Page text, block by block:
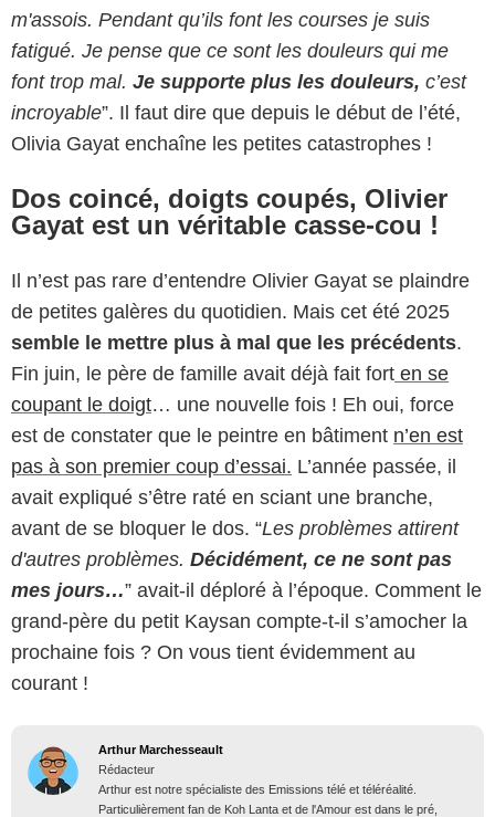
m'assois. Pendant qu’ils font les courses je suis
fatigué. Je pense que ce sont les douleurs qui me
font trop mal. Je supporte plus les douleurs, c’est
incroyable”. Il faut dire que depuis le début de l’été,
Olivia Gayat enchaîne les petites catastrophes !
Dos coincé, doigts coupés, Olivier
Gayat est un véritable casse-cou !
Il n’est pas rare d’entendre Olivier Gayat se plaindre
de petites galères du quotidien. Mais cet été 2025
semble le mettre plus à mal que les précédents.
Fin juin, le père de famille avait déjà fait fort en se
coupant le doigt… une nouvelle fois ! Eh oui, force
est de constater que le peintre en bâtiment n’en est
pas à son premier coup d’essai. L’année passée, il
avait expliqué s’être raté en sciant une branche,
avant de se bloquer le dos. “Les problèmes attirent
d'autres problèmes. Décidément, ce ne sont pas
mes jours…” avait-il déploré à l’époque. Comment le
grand-père du petit Kaysan compte-t-il s’amocher la
prochaine fois ? On vous tient évidemment au
courant !
Arthur Marchesseault
Rédacteur
Arthur est notre spécialiste des Emissions télé et téléréalité.
Particulièrement fan de Koh Lanta et de l'Amour est dans le pré,